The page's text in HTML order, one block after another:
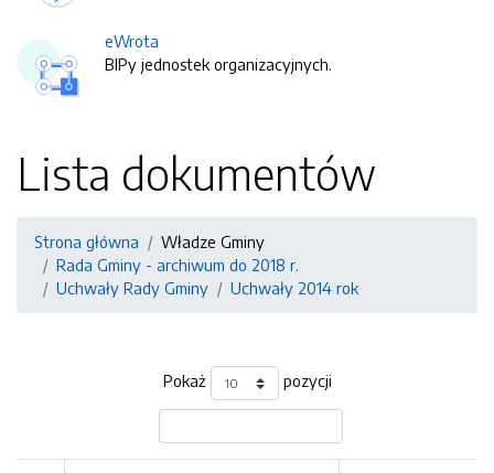
eWrota
BIPy jednostek organizacyjnych.
Lista dokumentów
Strona główna
Władze Gminy
Rada Gminy - archiwum do 2018 r.
Uchwały Rady Gminy
Uchwały 2014 rok
Pokaż pozycji